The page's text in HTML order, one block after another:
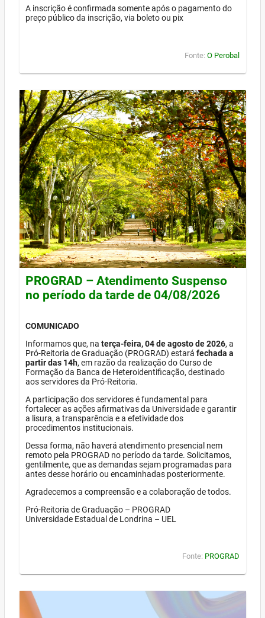
A inscrição é confirmada somente após o pagamento do
preço público da inscrição, via boleto ou pix
Fonte: O Perobal
PROGRAD – Atendimento Suspenso
no período da tarde de 04/08/2026
COMUNICADO
Informamos que, na terça-feira, 04 de agosto de 2026, a
Pró-Reitoria de Graduação (PROGRAD) estará fechada a
partir das 14h, em razão da realização do Curso de
Formação da Banca de Heteroidentificação, destinado
aos servidores da Pró-Reitoria.
A participação dos servidores é fundamental para
fortalecer as ações afirmativas da Universidade e garantir
a lisura, a transparência e a efetividade dos
procedimentos institucionais.
Dessa forma, não haverá atendimento presencial nem
remoto pela PROGRAD no período da tarde. Solicitamos,
gentilmente, que as demandas sejam programadas para
antes desse horário ou encaminhadas posteriormente.
Agradecemos a compreensão e a colaboração de todos.
Pró-Reitoria de Graduação – PROGRAD
Universidade Estadual de Londrina – UEL
Fonte: PROGRAD